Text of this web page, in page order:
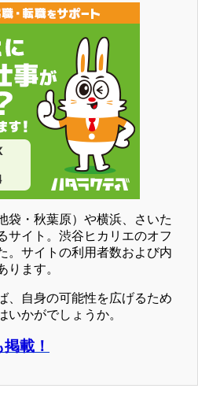
袋・秋葉原）や横浜、さいた
サイト。渋谷ヒカリエのオフ
。サイトの利用者数および内
ります。
、自身の可能性を広げるため
いかがでしょうか。
載！